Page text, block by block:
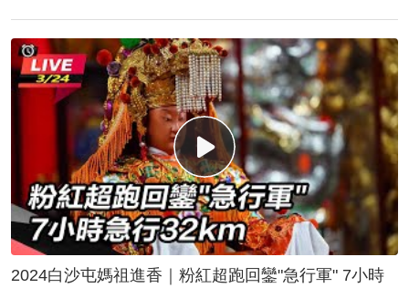
2024白沙屯媽祖進香｜粉紅超跑回鑾"急行軍" 7小時